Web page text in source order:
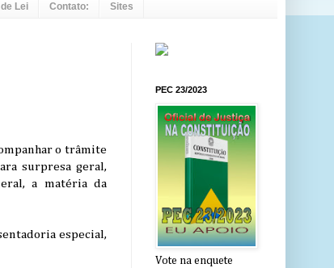
Lei Contato: Sites
o trâmite
surpresa geral,
a matéria da
especial,
PEC 23/2023
Vote na enquete